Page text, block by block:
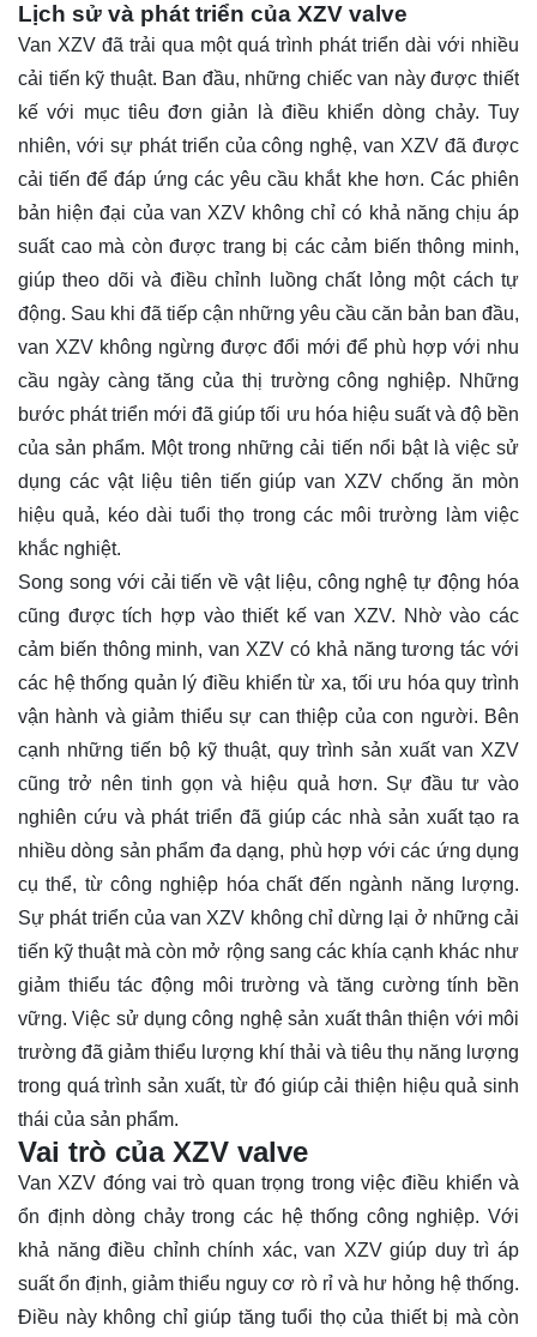
Lịch sử và phát triển của XZV valve
Van XZV đã trải qua một quá trình phát triển dài với nhiều
cải tiến kỹ thuật. Ban đầu, những chiếc van này được thiết
kế với mục tiêu đơn giản là điều khiển dòng chảy. Tuy
nhiên, với sự phát triển của công nghệ, van XZV đã được
cải tiến để đáp ứng các yêu cầu khắt khe hơn. Các phiên
bản hiện đại của van XZV không chỉ có khả năng chịu áp
suất cao mà còn được trang bị các cảm biến thông minh,
giúp theo dõi và điều chỉnh luồng chất lỏng một cách tự
động. Sau khi đã tiếp cận những yêu cầu căn bản ban đầu,
van XZV không ngừng được đổi mới để phù hợp với nhu
cầu ngày càng tăng của thị trường công nghiệp. Những
bước phát triển mới đã giúp tối ưu hóa hiệu suất và độ bền
của sản phẩm. Một trong những cải tiến nổi bật là việc sử
dụng các vật liệu tiên tiến giúp van XZV chống ăn mòn
hiệu quả, kéo dài tuổi thọ trong các môi trường làm việc
khắc nghiệt.
Song song với cải tiến về vật liệu, công nghệ tự động hóa
cũng được tích hợp vào thiết kế van XZV. Nhờ vào các
cảm biến thông minh, van XZV có khả năng tương tác với
các hệ thống quản lý điều khiển từ xa, tối ưu hóa quy trình
vận hành và giảm thiểu sự can thiệp của con người. Bên
cạnh những tiến bộ kỹ thuật, quy trình sản xuất van XZV
cũng trở nên tinh gọn và hiệu quả hơn. Sự đầu tư vào
nghiên cứu và phát triển đã giúp các nhà sản xuất tạo ra
nhiều dòng sản phẩm đa dạng, phù hợp với các ứng dụng
cụ thể, từ công nghiệp hóa chất đến ngành năng lượng.
Sự phát triển của van XZV không chỉ dừng lại ở những cải
tiến kỹ thuật mà còn mở rộng sang các khía cạnh khác như
giảm thiểu tác động môi trường và tăng cường tính bền
vững. Việc sử dụng công nghệ sản xuất thân thiện với môi
trường đã giảm thiểu lượng khí thải và tiêu thụ năng lượng
trong quá trình sản xuất, từ đó giúp cải thiện hiệu quả sinh
thái của sản phẩm.
Vai trò của XZV valve
Van XZV đóng vai trò quan trọng trong việc điều khiển và
ổn định dòng chảy trong các hệ thống công nghiệp. Với
khả năng điều chỉnh chính xác, van XZV giúp duy trì áp
suất ổn định, giảm thiểu nguy cơ rò rỉ và hư hỏng hệ thống.
Điều này không chỉ giúp tăng tuổi thọ của thiết bị mà còn